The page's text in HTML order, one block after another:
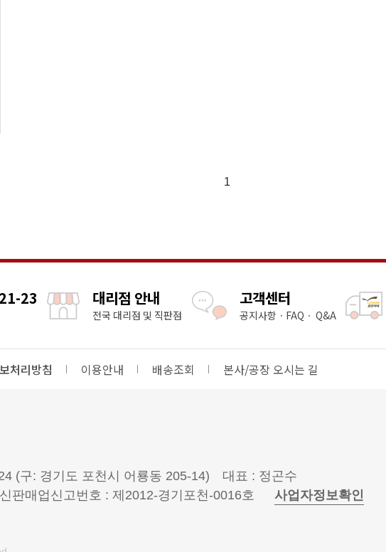
1
23 대리점 안내
전국 대리점 및 직판점
고객센터
공지사항ㆍFAQㆍ Q&A
처리방침 이용안내 배송조회 본사/공장 오시는 길
(구: 경기도 포천시 어룡동 205-14)
대표 : 정곤수
판매업신고번호 : 제2012-경기포천-0016호
사업자정보확인